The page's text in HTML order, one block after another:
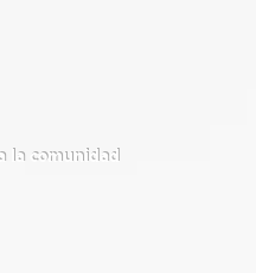
la comunidad